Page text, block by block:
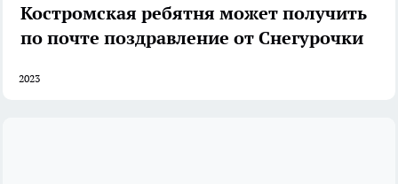
Костромская ребятня может получить
по почте поздравление от Снегурочки
2023